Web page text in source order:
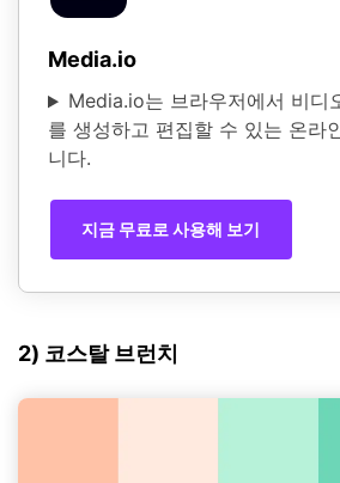
Media.io
Media.io는 브라우저에서 비디
를 생성하고 편집할 수 있는 온라
니다.
지금 무료로 사용해 보기
2) 코스탈 브런치